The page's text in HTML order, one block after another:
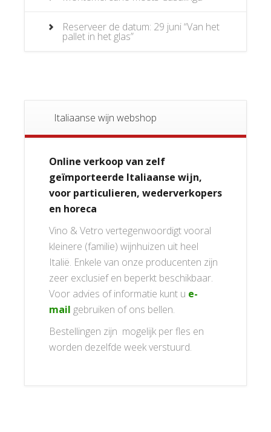
Reserveer de datum: 29 juni “Van het
pallet in het glas”
Italiaanse wijn webshop
Online verkoop van zelf
geïmporteerde Italiaanse wijn,
voor particulieren, wederverkopers
en horeca
Vino & Vetro vertegenwoordigt vooral
kleinere (familie) wijnhuizen uit heel
Italië. Enkele van onze producenten zijn
zeer exclusief en beperkt beschikbaar.
Voor advies of informatie kunt u e-
mail gebruiken of ons bellen.
Bestellingen zijn mogelijk per fles en
worden dezelfde week verstuurd.